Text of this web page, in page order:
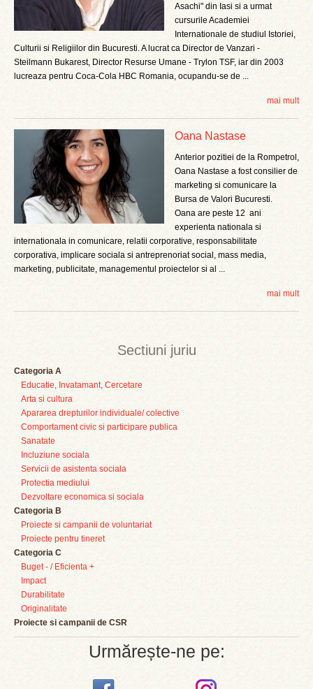
Sectiuni juriu
Categoria A
Educatie, Invatamant, Cercetare
Arta si cultura
Apararea drepturilor individuale/ colective
Comportament civic si participare publica
Sanatate
Incluziune sociala
Servicii de asistenta sociala
Protectia mediului
Dezvoltare economica si sociala
Categoria B
Proiecte si campanii de voluntariat
Proiecte pentru tineret
Categoria C
Buget - / Eficienta +
Impact
Durabilitate
Originalitate
Proiecte si campanii de CSR
Urmărește-ne pe:
Asachi" din Iasi si a urmat
cursurile Academiei
Internationale de studiul Istoriei,
Culturii si Religiilor din Bucuresti. A lucrat ca Director de Vanzari -
Steilmann Bukarest, Director Resurse Umane - Trylon TSF, iar din 2003
lucreaza pentru Coca-Cola HBC Romania, ocupandu-se de ...
mai mult
Oana Nastase
Anterior pozitiei de la Rompetrol,
Oana Nastase a fost consilier de
marketing si comunicare la
Bursa de Valori Bucuresti.
Oana are peste 12 ani
experienta nationala si
internationala in comunicare, relatii corporative, responsabilitate
corporativa, implicare sociala si antreprenoriat social, mass media,
marketing, publicitate, managementul proiectelor si al ...
mai mult